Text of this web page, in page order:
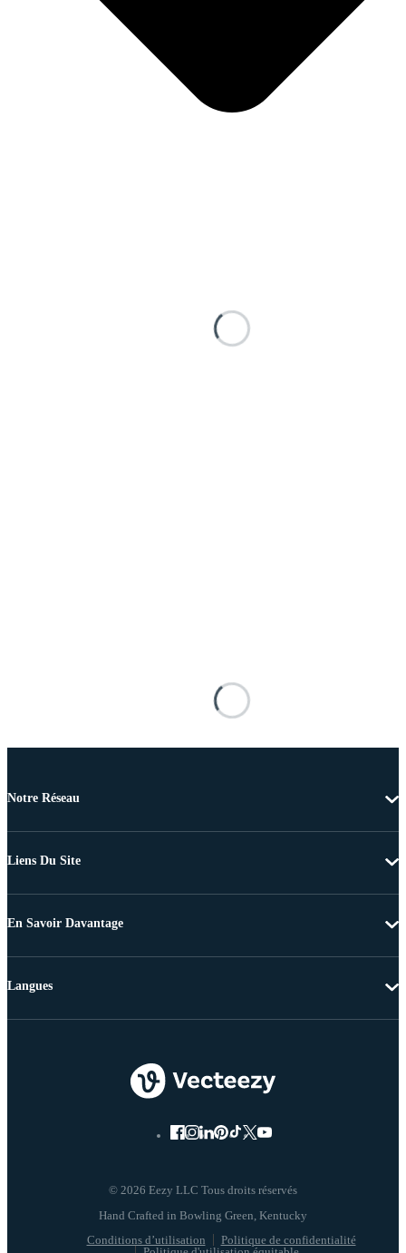
Notre Réseau
Liens Du Site
En Savoir Davantage
© 2026 Eezy LLC Tous droits réservés
Conditions d’utilisation
Politique de confidentialité
Langues